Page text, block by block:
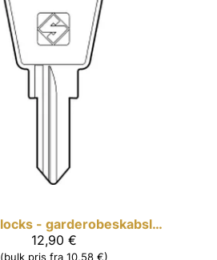
Eurolocks - garderobeskabslås nøgle
12,90 €
(bulk pris fra 10,58 €)